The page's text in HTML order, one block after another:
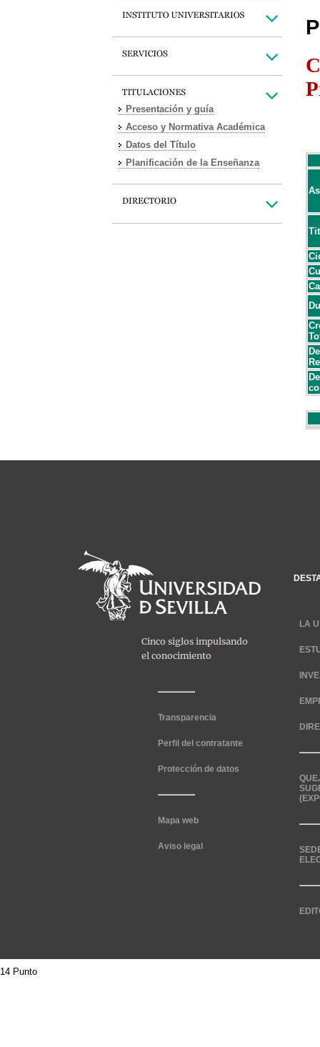
Presentación y guía
Acceso y Normativa Académica
Datos del Título
Planificación de la Enseñanza
Transparencia
Perfil del contratante
Protección de datos
Mapa web
Aviso legal
LA
14 Punto